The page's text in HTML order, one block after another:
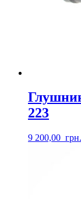
223
9 200,00 грн.